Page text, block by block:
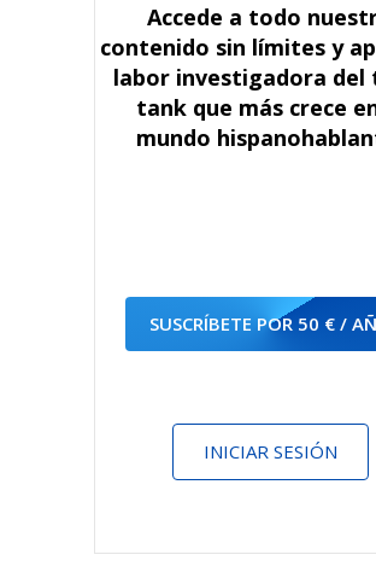
Accede a todo
contenido sin límites y
labor investigadora del
tank que más crece
mundo
SUSCRÍBETE POR 50 € /
INICIAR SESIÓN